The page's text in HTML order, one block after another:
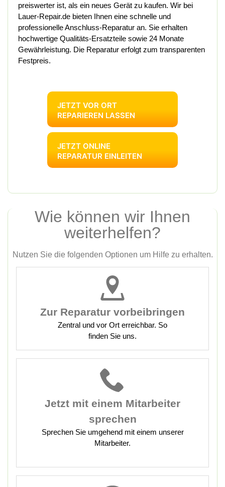
preiswerter ist, als ein neues Gerät zu kaufen. Wir bei
Lauer-Repair.de bieten Ihnen eine schnelle und
professionelle Anschluss-Reparatur an. Sie erhalten
hochwertige Qualitäts-Ersatzteile sowie 24 Monate
Gewährleistung. Die Reparatur erfolgt zum transparenten
Festpreis.
JETZT VOR ORT
REPARIEREN LASSEN
JETZT ONLINE
REPARATUR EINLEITEN
Wie können wir Ihnen
weiterhelfen?
Nutzen Sie die folgenden Optionen um Hilfe zu erhalten.
Zur Reparatur vorbeibringen
Zentral und vor Ort erreichbar. So
finden Sie uns.
Jetzt mit einem Mitarbeiter
sprechen
Sprechen Sie umgehend mit einem unserer
Mitarbeiter.